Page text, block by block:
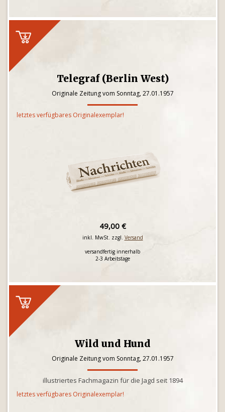
Telegraf (Berlin West)
Originale Zeitung vom Sonntag, 27.01.1957
letztes verfügbares Originalexemplar!
49,00 €
inkl. MwSt. zzgl. Versand
versandfertig innerhalb
2-3 Arbeitstage
Wild und Hund
Originale Zeitung vom Sonntag, 27.01.1957
illustriertes Fachmagazin für die Jagd seit 1894
letztes verfügbares Originalexemplar!